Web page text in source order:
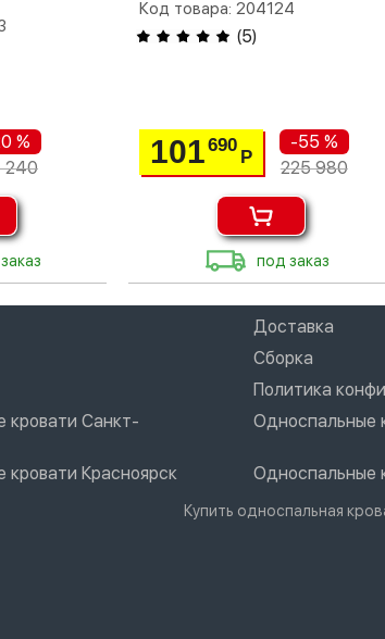
%
240
Код товара: 204124
(5)
101690
Р
-55 %
225 980
под заказ
Доставка
Сборка
Политика
кровати Санкт-
Односпальные
Красноярск Односпальные
Купить односпальная